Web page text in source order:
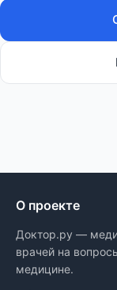
О проекте
Доктор.ру —
врачей на
медицине.